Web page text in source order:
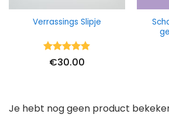
Verrassings Slipje
Waardering
uit 5
€30.00
Je hebt nog geen product